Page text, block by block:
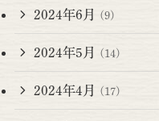
2024年6月 (9)
2024年5月 (14)
2024年4月 (17)